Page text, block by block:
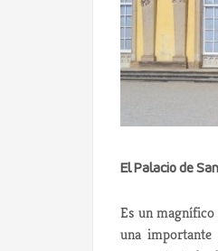
El Palacio de
Es un
una